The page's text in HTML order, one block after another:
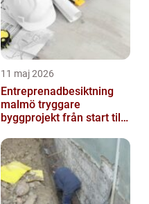
11 maj 2026
Entreprenadbesiktning
malmö tryggare
byggprojekt från start till